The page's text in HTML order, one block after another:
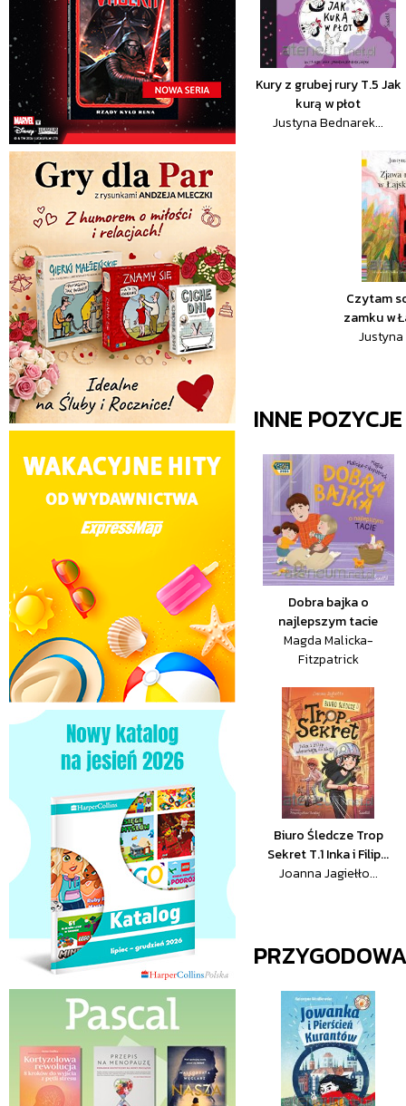
Kury z grubej rury T.5 Jak
kurą w płot
Justyna Bednarek...
Czytam
zamku w
Justyna
INNE
Dobra bajka o
najlepszym tacie
Magda Malicka-
Fitzpatrick
Biuro Śledcze Trop
Sekret T.1 Inka i Filip...
Joanna Jagiełło...